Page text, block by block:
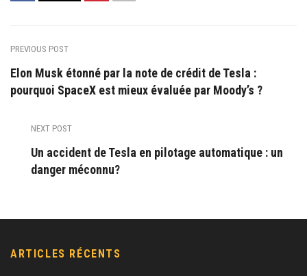
PREVIOUS POST
Elon Musk étonné par la note de crédit de Tesla :
pourquoi SpaceX est mieux évaluée par Moody’s ?
NEXT POST
Un accident de Tesla en pilotage automatique : un
danger méconnu?
ARTICLES RÉCENTS